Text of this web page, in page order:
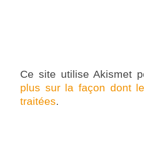
Ce site utilise Akismet
plus sur la façon dont
traitées.